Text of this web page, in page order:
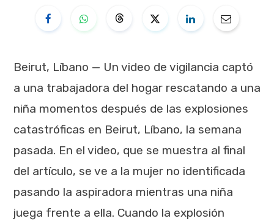
Beirut, Líbano — Un video de vigilancia captó
a una trabajadora del hogar rescatando a una
niña momentos después de las explosiones
catastróficas en Beirut, Líbano, la semana
pasada. En el video, que se muestra al final
del artículo, se ve a la mujer no identificada
pasando la aspiradora mientras una niña
juega frente a ella. Cuando la explosión